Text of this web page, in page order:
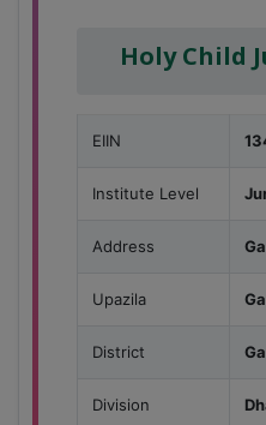
Holy Child
EIIN
Institute Level
Address
Upazila
District
Division